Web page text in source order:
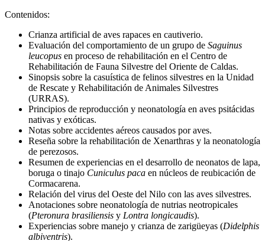
Contenidos:
Crianza artificial de aves rapaces en cautiverio.
Evaluación del comportamiento de un grupo de Saguinus
leucopus en proceso de rehabilitación en el Centro de
Rehabilitación de Fauna Silvestre del Oriente de Caldas.
Sinopsis sobre la casuística de felinos silvestres en la Unidad
de Rescate y Rehabilitación de Animales Silvestres
(URRAS).
Principios de reproducción y neonatología en aves psitácidas
nativas y exóticas.
Notas sobre accidentes aéreos causados por aves.
Reseña sobre la rehabilitación de Xenarthras y la neonatología
de perezosos.
Resumen de experiencias en el desarrollo de neonatos de lapa,
boruga o tinajo Cuniculus paca en núcleos de reubicación de
Cormacarena.
Relación del virus del Oeste del Nilo con las aves silvestres.
Anotaciones sobre neonatología de nutrias neotropicales
(Pteronura brasiliensis y Lontra longicaudis).
Experiencias sobre manejo y crianza de zarigüeyas (Didelphis
albiventris).